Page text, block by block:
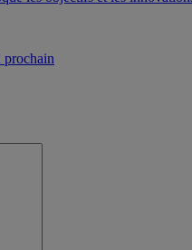
prochain